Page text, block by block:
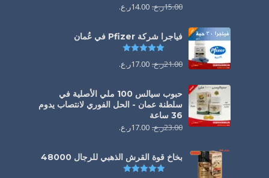
15.00ر.ع. 14.00ر.ع.
فياجرا شركة Pfizer في عُمان
21.00ر.ع. 17.00ر.ع.
حبوب سيالس 100 ملي الأصلية في
سلطنة عمان - الحل الفوري لانتصاب يدوم
36 ساعة
23.00ر.ع. 17.00ر.ع.
بخاخ قوة القرش الذهبي للرجال 48000
تم التقييم